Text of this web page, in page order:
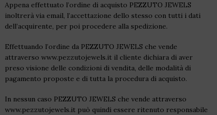
Appena effettuato l’ordine di acquisto PEZZUTO JEWELS
inoltrerà via email, l’accettazione dello stesso con tutti i dati
dell’acquirente, per poi procedere alla spedizione.
Effettuando l’ordine da PEZZUTO JEWELS che vende
attraverso www.pezzutojewels.it il cliente dichiara di aver
preso visione delle condizioni di vendita, delle modalità di
pagamento proposte e di tutta la procedura di acquisto.
In nessun caso PEZZUTO JEWELS che vende attraverso
www.pezzutojewels.it può quindi essere ritenuto responsabile